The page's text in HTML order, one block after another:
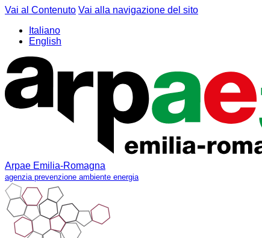
Vai al Contenuto Vai alla navigazione del sito
Italiano
English
Arpae Emilia-Romagna
agenzia prevenzione ambiente energia